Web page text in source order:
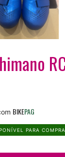
BIKEPAG
PARA COMPRA